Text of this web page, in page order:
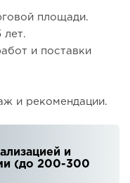
площади.
лет.
и поставки
и рекомендации.
и
(до 200-300